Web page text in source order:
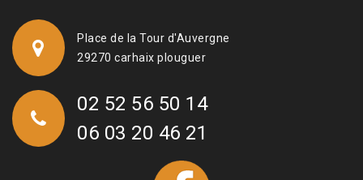
Place de la Tour d'Auvergne
29270 carhaix plouguer
02 52 56 50 14
06 03 20 46 21